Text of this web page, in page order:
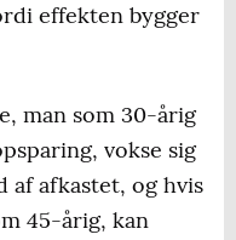
effekten bygger
man som 30-årig
vokse sig
afkastet, og hvis
45-årig, kan